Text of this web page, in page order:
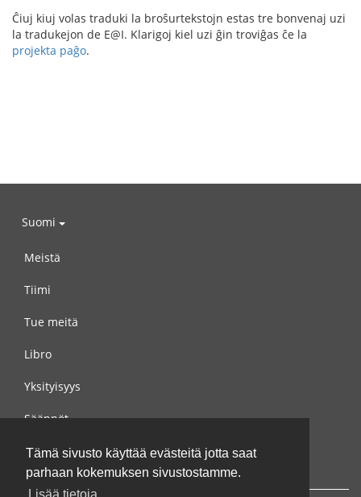
Tämä sivusto käyttää evästeitä jotta saat
parhaan kokemuksen sivustostamme.
Ĉiuj kiuj volas traduki la broŝurtekstojn estas tre bonvenaj uzi
la tradukejon de E@I. Klarigoj kiel uzi ĝin troviĝas ĉe la
projekta paĝo.
Suomi
Meistä
Tiimi
Tue meitä
Libro
Yksityisyys
Säännöt
Ota yhteyttä meihin